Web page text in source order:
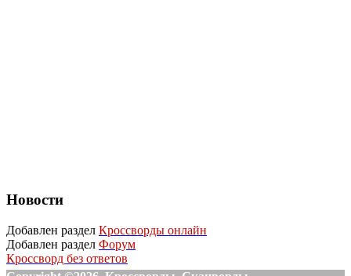
Новости
Добавлен раздел Кроссворды онлайн
Добавлен раздел Форум
Кроссворд без ответов